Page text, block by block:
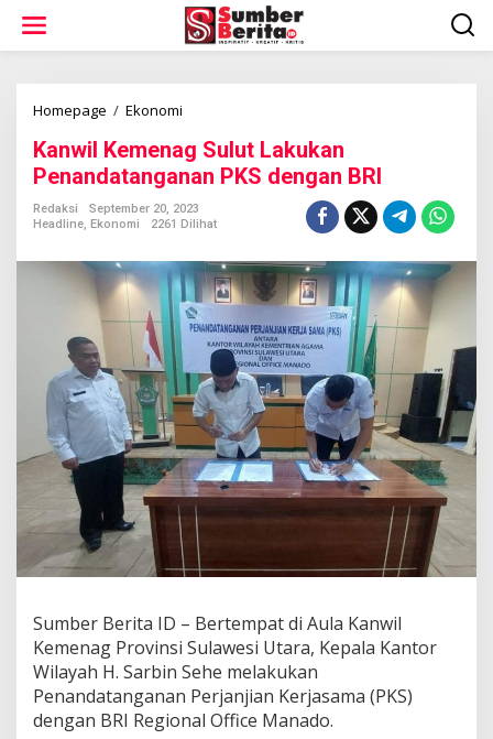
w
Homepage / Ekonomi
n
w
l
K
e
n
a
S
u
l
u
t
L
a
k
k
a
e
n
a
n
d
a
Kanwil Kemenag Sulut Lakukan
Penandatanganan PKS dengan BRI
Redaksi
September 20, 2023
Headline, Ekonomi 2261 Dilihat
Sumber Berita ID – Bertempat di Aula Kanwil
Kemenag Provinsi Sulawesi Utara, Kepala Kantor
Wilayah H. Sarbin Sehe melakukan
Penandatanganan Perjanjian Kerjasama (PKS)
dengan BRI Regional Office Manado.